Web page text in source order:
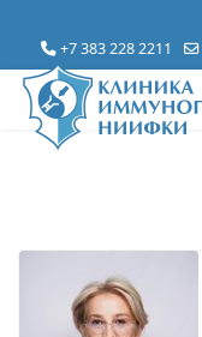
+7 383 228 2211